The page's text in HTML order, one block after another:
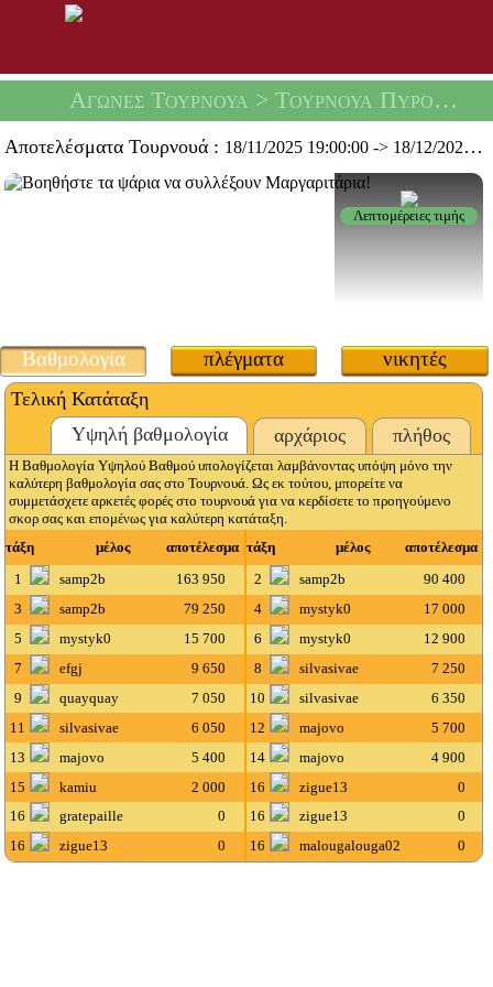
Αγώνες Τουρνουά > Τουρνουά Πυροβόλων Μαργαριταριών -
Αποτελέσματα Τουρνουά : 18/11/2025 19:00:00 -> 18/12/2025 19:59:59
Λεπτομέρειες τιμής
Βαθμολογία πλέγματα νικητές
Τελική Κατάταξη
Υψηλή βαθμολογία
αρχάριος πλήθος
Η Βαθμολογία Υψηλού Βαθμού υπολογίζεται λαμβάνοντας υπόψη μόνο την
καλύτερη βαθμολογία σας στο Τουρνουά. Ως εκ τούτου, μπορείτε να
συμμετάσχετε αρκετές φορές στο τουρνουά για να κερδίσετε το προηγούμενο
σκορ σας και επομένως για καλύτερη κατάταξη.
τάξη
μέλος αποτέλεσμα τάξη μέλος
αποτέλεσμα
1
samp2b 163 950 2 samp2b
90 400
3
samp2b 79 250 4 mystyk0
17 000
5
mystyk0 15 700 6 mystyk0
12 900
7
efgj 9 650 8 silvasivae
7 250
9
quayquay 7 050 10 silvasivae
6 350
11
silvasivae 6 050 12 majovo
5 700
13
majovo 5 400 14 majovo
4 900
15
kamiu 2 000 16 zigue13
0
16
gratepaille 0 16 zigue13
0
16
zigue13 0 16 malougalouga02 0